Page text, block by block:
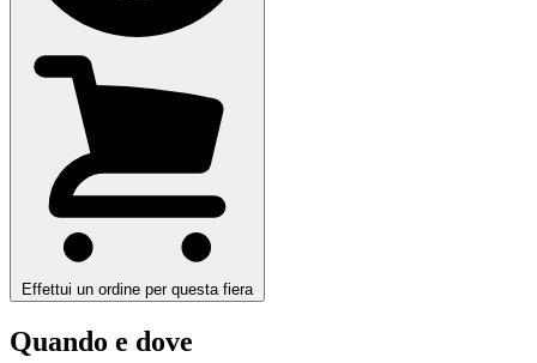
Effettui un ordine per questa fiera
Quando e dove